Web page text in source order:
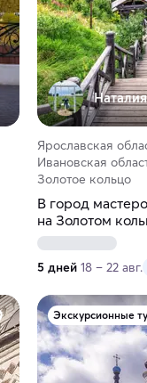
Ярославская
Ивановская
Золотое кольцо
В город
на Золотом
5 дней 18 – 22 авг.
Экскурсионные